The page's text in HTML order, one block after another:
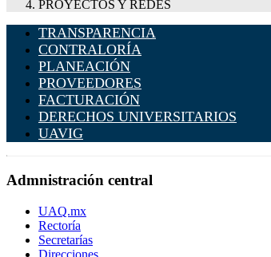
PROYECTOS Y REDES
TRANSPARENCIA
CONTRALORÍA
PLANEACIÓN
PROVEEDORES
FACTURACIÓN
DERECHOS UNIVERSITARIOS
UAVIG
Admnistración central
UAQ.mx
Rectoría
Secretarías
Direcciones